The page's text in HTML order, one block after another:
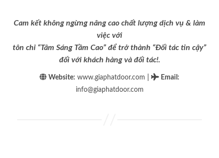
Cam kết không ngừng nâng cao chất lượng dịch vụ & làm
việc với
tôn chỉ “Tâm Sáng Tầm Cao” để trở thành “Đối tác tin cậy”
đối với khách hàng và đối tác!.
Website: www.giaphatdoor.com Email :
info@giaphatdoor.com